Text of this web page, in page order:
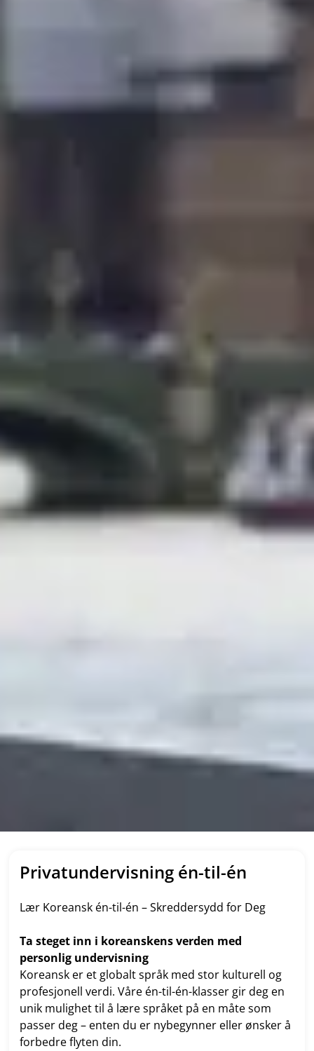
Privatundervisning én-til-én
Lær Koreansk én-til-én – Skreddersydd for Deg
Ta steget inn i koreanskens verden med
personlig undervisning
Koreansk er et globalt språk med stor kulturell og
profesjonell verdi. Våre én-til-én-klasser gir deg en
unik mulighet til å lære språket på en måte som
passer deg – enten du er nybegynner eller ønsker å
forbedre flyten din.